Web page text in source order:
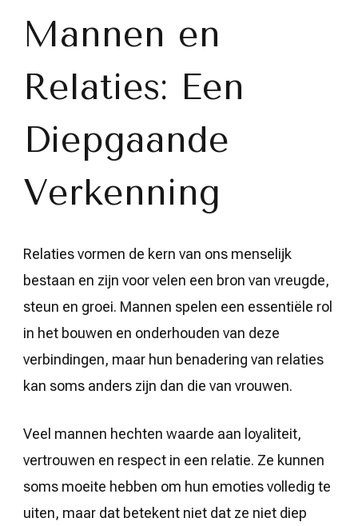
Mannen en
Relaties: Een
Diepgaande
Verkenning
Relaties vormen de kern van ons menselijk
bestaan en zijn voor velen een bron van vreugde,
steun en groei. Mannen spelen een essentiële rol
in het bouwen en onderhouden van deze
verbindingen, maar hun benadering van relaties
kan soms anders zijn dan die van vrouwen.
Veel mannen hechten waarde aan loyaliteit,
vertrouwen en respect in een relatie. Ze kunnen
soms moeite hebben om hun emoties volledig te
uiten, maar dat betekent niet dat ze niet diep